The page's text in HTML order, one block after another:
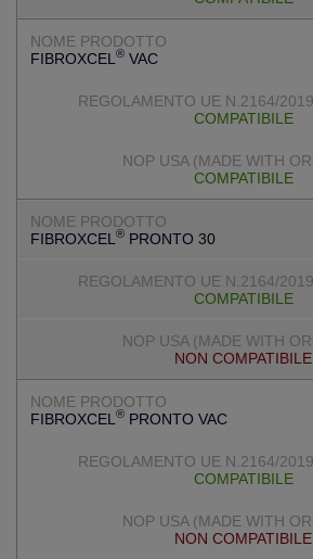
FIBROXCEL ®VAC
COMPATIBILE
COMPATIBILE
FIBROXCEL ®PRONTO 30
COMPATIBILE
NON COMPATIBILE
FIBROXCEL ®PRONTO VAC
COMPATIBILE
NON COMPATIBILE